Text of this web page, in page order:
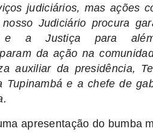
judiciários, mas ações
Judiciário procura
e a Justiça para
da ação na
auxiliar da presidência,
Tupinambá e a chefe de
apresentação do bumba